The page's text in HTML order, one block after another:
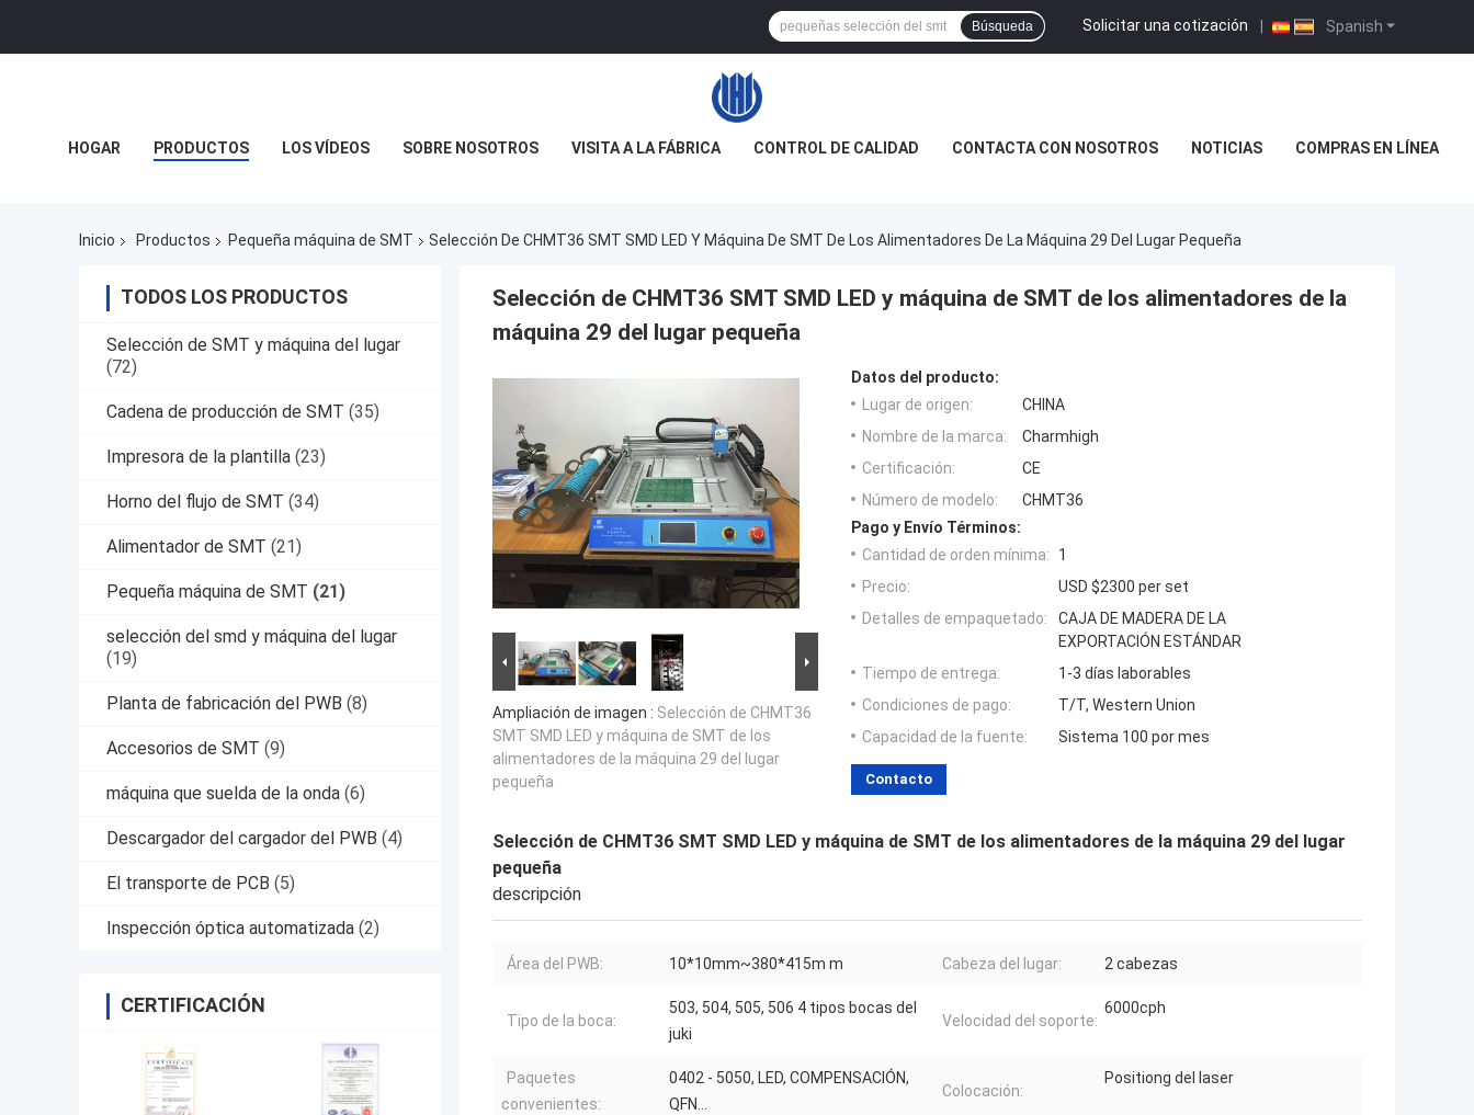
Spanish
Solicitar una cotización |
Búsqueda
HOGAR PRODUCTOS LOS VÍDEOS SOBRE NOSOTROS VISITA A LA FÁBRICA CONTROL DE CALIDAD CONTACTA CON NOSOTROS NOTICIAS COMPRAS EN LÍNEA
Inicio Productos Pequeña máquina de SMT Selección De CHMT36 SMT SMD LED Y Máquina De SMT De Los Alimentadores De La Máquina 29 Del Lugar Pequeña
TODOS LOS PRODUCTOS
Selección de SMT y máquina del lugar
(72)
Cadena de producción de SMT (35)
Impresora de la plantilla (23)
Horno del flujo de SMT (34)
Alimentador de SMT (21)
Pequeña máquina de SMT (21)
selección del smd y máquina del lugar
(19)
Planta de fabricación del PWB (8)
Accesorios de SMT (9)
máquina que suelda de la onda (6)
Descargador del cargador del PWB (4)
El transporte de PCB (5)
Inspección óptica automatizada (2)
CERTIFICACIÓN
Selección de CHMT36 SMT SMD LED y máquina de SMT de los alimentadores de la
máquina 29 del lugar pequeña
Ampliación de imagen : Selección de CHMT36
SMT SMD LED y máquina de SMT de los
alimentadores de la máquina 29 del lugar
pequeña
Datos del producto:
Lugar de origen:
CHINA
Nombre de la marca:
Charmhigh
Certificación:
CE
Número de modelo:
CHMT36
Pago y Envío Términos:
Cantidad de orden mínima:
1
Precio:
USD $2300 per set
Detalles de empaquetado:
CAJA DE MADERA DE LA
EXPORTACIÓN ESTÁNDAR
Tiempo de entrega:
1-3 días laborables
Condiciones de pago:
T/T, Western Union
Capacidad de la fuente:
Sistema 100 por mes
Contacto
Selección de CHMT36 SMT SMD LED y máquina de SMT de los alimentadores de la máquina 29 del lugar
pequeña
descripción
Área del PWB: 10*10mm~380*415m m Cabeza del lugar: 2 cabezas
Tipo de la boca:
503, 504, 505, 506 4 tipos bocas del
juki
Velocidad del soporte:
6000cph
Paquetes
convenientes:
0402 - 5050, LED, COMPENSACIÓN,
QFN…
Colocación:
Positiong del laser